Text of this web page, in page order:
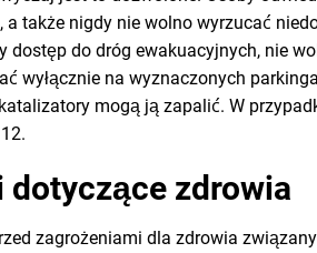
a także nigdy nie wolno wyrzucać
dostęp do dróg ewakuacyjnych, nie
wyłącznie na wyznaczonych
mogą ją zapalić. W
dotyczące zdrowia
zagrożeniami dla zdrowia